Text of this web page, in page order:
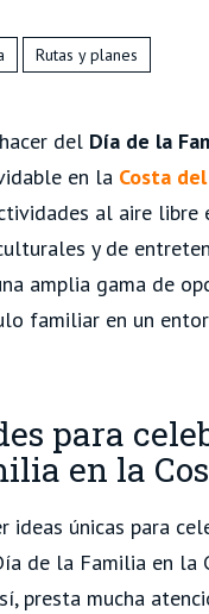
Rutas y planes
del Día de la
en la Costa
al aire libre
y de
amplia gama de
familiar en un
para
en la
ideas únicas para
de la Familia en la
presta mucha